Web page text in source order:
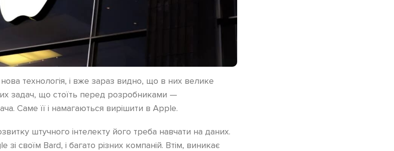
технологія, і вже зараз видно, що в них велике
задач, що стоїть перед розробниками —
Саме її і намагаються вирішити в Apple.
штучного інтелекту його треба навчати на даних.
зі своїм Bard, і багато різних компаній. Втім, виникає